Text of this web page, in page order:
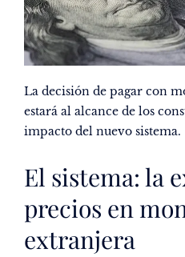
La decisión de pagar con
estará al alcance de los
impacto del nuevo sistema.
El sistema: la
precios en
extranjera